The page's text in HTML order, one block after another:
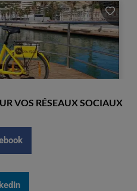
VOS RÉSEAUX SOCIAUX